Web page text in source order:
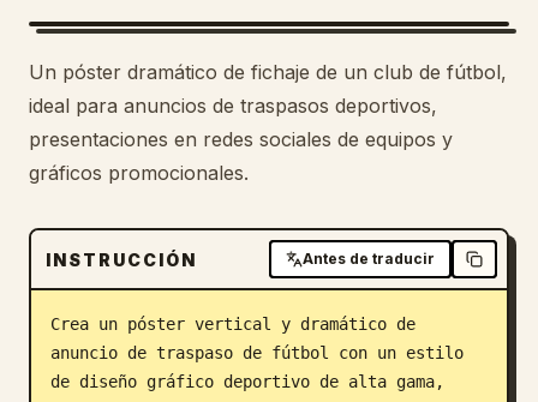
Habilidades
Prompts
Precios
Descargar
Blog
Un póster dramático de fichaje de un club de fútbol,
ideal para anuncios de traspasos deportivos,
presentaciones en redes sociales de equipos y
gráficos promocionales.
INSTRUCCIÓN Antes de traducir
Crea un póster vertical y dramático de
anuncio de traspaso de fútbol con un estilo
de diseño gráfico deportivo de alta gama,